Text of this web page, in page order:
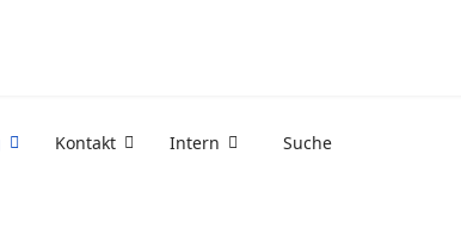
Kontakt Intern Suche